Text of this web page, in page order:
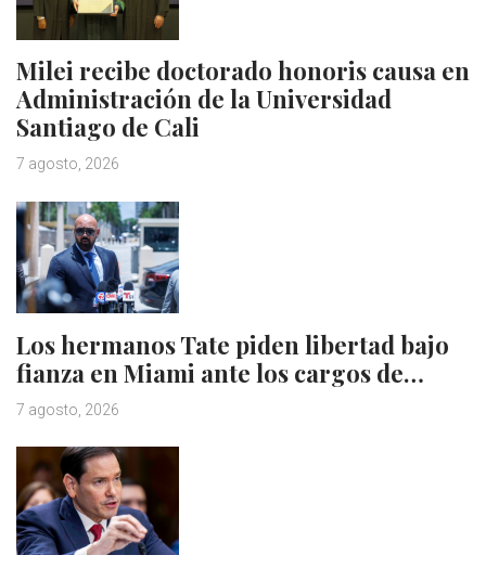
Milei recibe doctorado honoris causa en
Administración de la Universidad
Santiago de Cali
7 agosto, 2026
Los hermanos Tate piden libertad bajo
fianza en Miami ante los cargos de…
7 agosto, 2026